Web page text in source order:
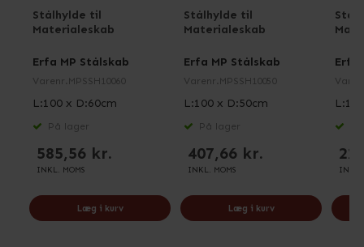
Stålhylde til
Materialeskab
Erfa MP Stålskab
Varenr. MPSSH10060
L:100 x D:60cm
På lager
585,56 kr.
INKL. MOMS
Læg i kurv
Stålhylde til
Materialeskab
Erfa MP Stålskab
Varenr. MPSSH10050
L:100 x D:50cm
På lager
407,66 kr.
INKL. MOMS
Læg i kurv
Erfa
INKL.